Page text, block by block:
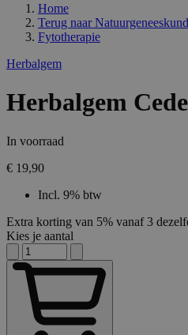
Home
Terug naar
Fytotherapie
Herbalgem
Herbalgem
In voorraad
€ 19,90
Incl. 9% btw
Extra korting van 5% vanaf 3
Kies je aantal